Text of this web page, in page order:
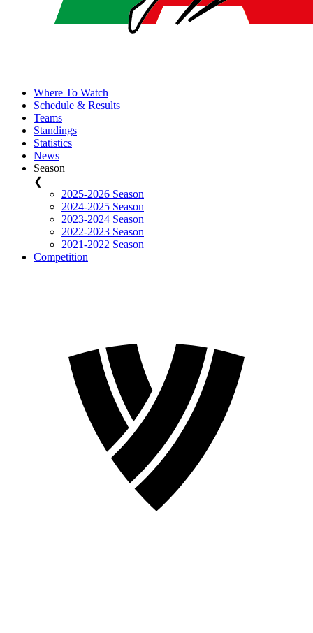
Where To Watch
Schedule & Results
Teams
Standings
Statistics
News
Season
❮
2025-2026 Season
2024-2025 Season
2023-2024 Season
2022-2023 Season
2021-2022 Season
Competition